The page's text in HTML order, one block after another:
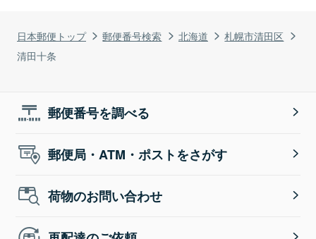
日本郵便トップ 郵便番号検索 北海道
札幌市清田区
清田十条
郵便番号を調べる
郵便局・ATM・ポストをさがす
荷物のお問い合わせ